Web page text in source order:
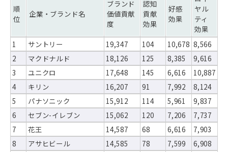
順
位
企業・ブランド名
ブランド
価値貢献
度
認知
貢献
効果
好感
効果
ヤル
ティ
効果
1
サントリー 19,347 104 10,678 8,566
2
マクドナルド 18,126 125 8,385
9,616
3
ユニクロ 17,648 145 6,616
10,887
4
キリン 16,207 91 7,992
8,124
5
パナソニック 15,912 114 5,961
9,837
6
セブン-イレブン 15,062 120 7,206
7,737
7
花王 14,587 68 6,616
7,903
8
アサヒビール 14,585 78 7,599
6,908